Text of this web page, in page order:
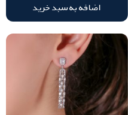
اضافه به سبد خرید